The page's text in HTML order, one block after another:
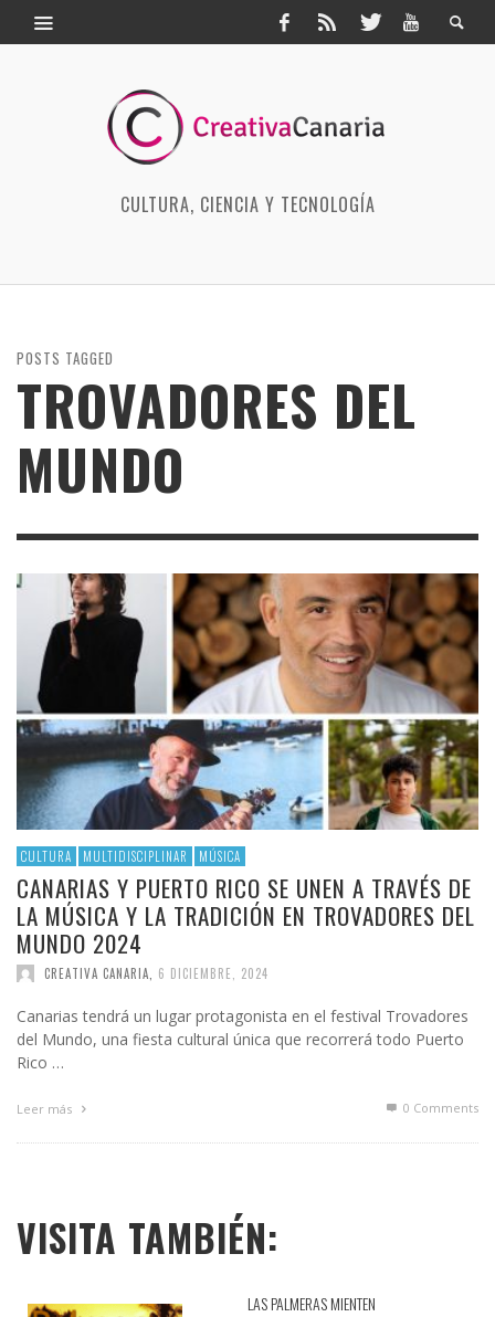
CULTURA, CIENCIA Y TECNOLOGÍA
POSTS TAGGED
TROVADORES DEL
MUNDO
CULTURA MULTIDISCIPLINAR MÚSICA
CANARIAS Y PUERTO RICO SE UNEN A TRAVÉS DE
LA MÚSICA Y LA TRADICIÓN EN TROVADORES DEL
MUNDO 2024
CREATIVA CANARIA 6 DICIEMBRE, 2024
Canarias tendrá un lugar protagonista en el festival Trovadores
del Mundo, una fiesta cultural única que recorrerá todo Puerto
Rico …
Leer más 0 Comments
VISITA TAMBIÉN:
LAS PALMERAS MIENTEN